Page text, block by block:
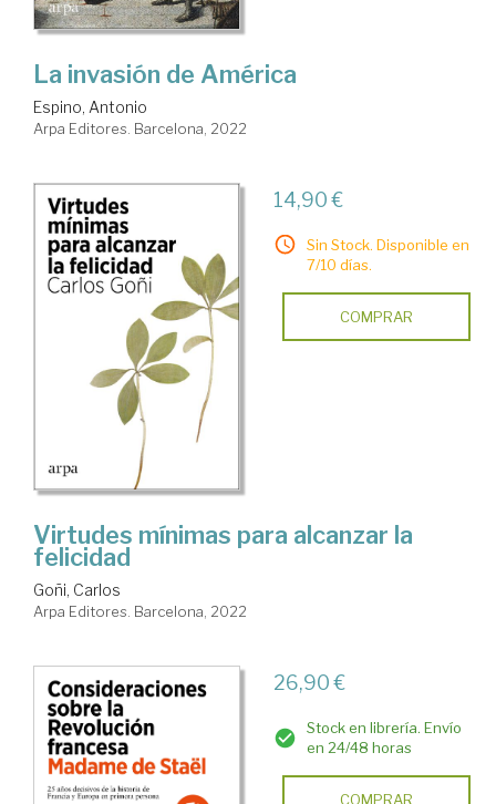
La invasión de América
Espino, Antonio
Arpa Editores. Barcelona, 2022
14,90 €
Sin Stock. Disponible en
7/10 días.
COMPRAR
Virtudes mínimas para alcanzar la
felicidad
Goñi, Carlos
Arpa Editores. Barcelona, 2022
26,90 €
Stock en librería. Envío
en 24/48 horas
COMPRAR